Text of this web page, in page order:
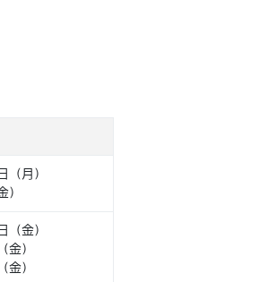
（月）
（金）
）
）